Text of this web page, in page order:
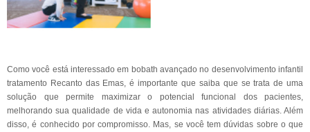
Como você está interessado em bobath avançado no desenvolvimento infantil
tratamento Recanto das Emas, é importante que saiba que se trata de uma
solução que permite maximizar o potencial funcional dos pacientes,
melhorando sua qualidade de vida e autonomia nas atividades diárias. Além
disso, é conhecido por compromisso. Mas, se você tem dúvidas sobre o que